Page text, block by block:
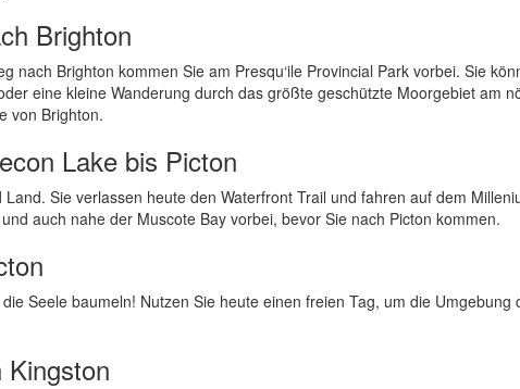
Brighton
nach Brighton kommen Sie am Presqu‘ile Provincial Park vorbei. Sie
eine kleine Wanderung durch das größte geschützte Moorgebiet am
von Brighton.
Lake bis Picton
Sie verlassen heute den Waterfront Trail und fahren auf dem
auch nahe der Muscote Bay vorbei, bevor Sie nach Picton kommen.
Seele baumeln! Nutzen Sie heute einen freien Tag, um die Umgebung
Kingston